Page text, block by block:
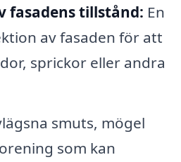
fasadens tillstånd: En
av fasaden för att
sprickor eller andra
smuts, mögel
som kan